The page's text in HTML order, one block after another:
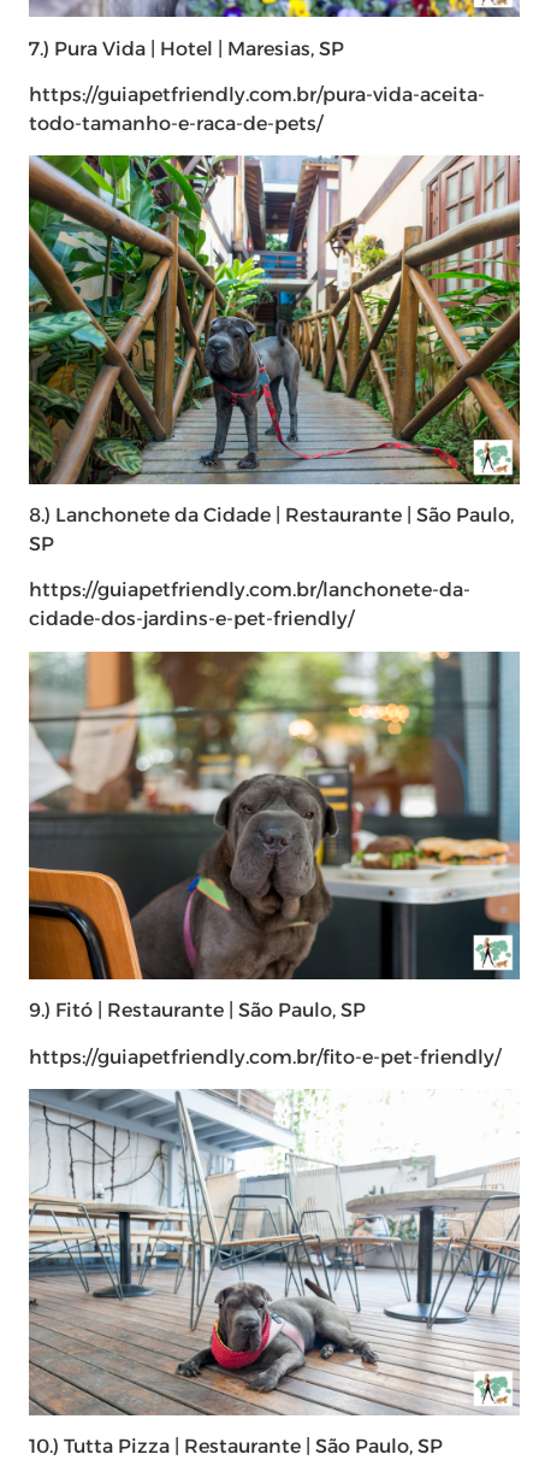
7.) Pura Vida | Hotel | Maresias, SP
https://guiapetfriendly.com.br/pura-vida-aceita-
todo-tamanho-e-raca-de-pets/
8.) Lanchonete da Cidade | Restaurante | São Paulo,
SP
https://guiapetfriendly.com.br/lanchonete-da-
cidade-dos-jardins-e-pet-friendly/
9.) Fitó | Restaurante | São Paulo, SP
https://guiapetfriendly.com.br/fito-e-pet-friendly/
10.) Tutta Pizza | Restaurante | São Paulo, SP